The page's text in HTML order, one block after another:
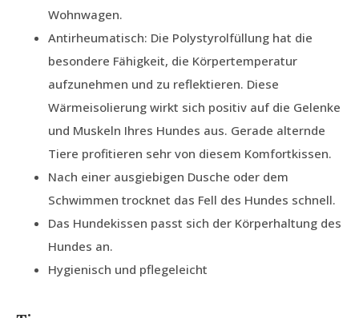
Wohnwagen.
Antirheumatisch: Die Polystyrolfüllung hat die
besondere Fähigkeit, die Körpertemperatur
aufzunehmen und zu reflektieren. Diese
Wärmeisolierung wirkt sich positiv auf die Gelenke
und Muskeln Ihres Hundes aus. Gerade alternde
Tiere profitieren sehr von diesem Komfortkissen.
Nach einer ausgiebigen Dusche oder dem
Schwimmen trocknet das Fell des Hundes schnell.
Das Hundekissen passt sich der Körperhaltung des
Hundes an.
Hygienisch und pflegeleicht